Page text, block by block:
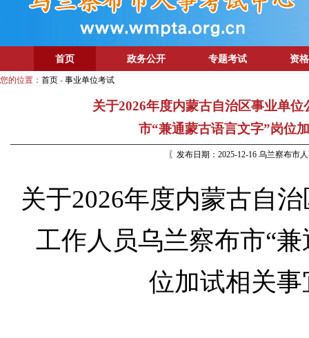
首页 政务公开 专题考试 资
您的位置： 首页 - 事业单位考试
关于2026年度内蒙古自治区事业单
市“兼通蒙古语言文字”岗位
〖发布日期：2025-12-16 乌兰察布市
关于2026年度内蒙古自
工作人员乌兰察布市“
位加试相关